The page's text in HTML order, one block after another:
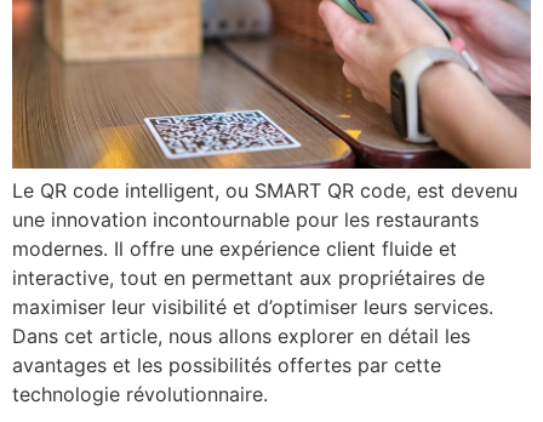
Le QR code intelligent, ou SMART QR code, est devenu
une innovation incontournable pour les restaurants
modernes. Il offre une expérience client fluide et
interactive, tout en permettant aux propriétaires de
maximiser leur visibilité et d’optimiser leurs services.
Dans cet article, nous allons explorer en détail les
avantages et les possibilités offertes par cette
technologie révolutionnaire.